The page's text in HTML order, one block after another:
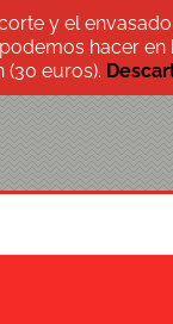
y el envasado
hacer
(30 euros).